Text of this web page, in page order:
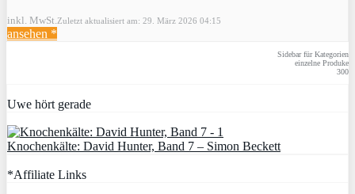
inkl. MwSt. Zuletzt aktualisiert am: 29. März 2026 04:15
ansehen *
Sidebar für Kategorien
einzelne Produke
300
Uwe hört gerade
Knochenkälte: David Hunter, Band 7 – Simon Beckett
*Affiliate Links